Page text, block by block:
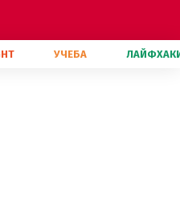
УЧЕБА